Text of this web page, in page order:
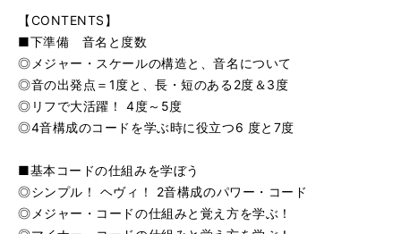
【CONTENTS】
■下準備 音名と度数
◎メジャー・スケールの構造と、音名について
◎音の出発点＝1度と、長・短のある2度＆3度
◎リフで大活躍！ 4度～5度
◎4音構成のコードを学ぶ時に役立つ6 度と7度
■基本コードの仕組みを学ぼう
◎シンプル！ ヘヴィ！ 2音構成のパワー・コード
◎メジャー・コードの仕組みと覚え方を学ぶ！